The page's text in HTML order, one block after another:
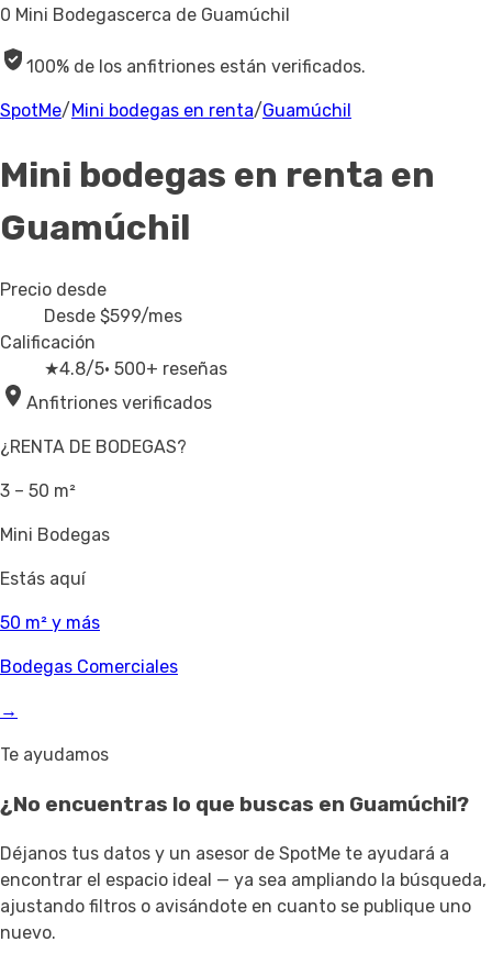
0 Mini Bodegascerca de Guamúchil
100% de los anfitriones están verificados.
SpotMe/ Mini bodegas en renta/Guamúchil
Mini bodegas en renta en
Guamúchil
Precio desde
Desde $599/mes
Calificación
★4.8/5· 500+ reseñas
Anfitriones verificados
¿RENTA DE BODEGAS?
3 – 50 m²
Mini Bodegas
Estás aquí
50 m² y más
Bodegas Comerciales
→
Te ayudamos
¿No encuentras lo que buscas en Guamúchil?
Déjanos tus datos y un asesor de SpotMe te ayudará a
encontrar el espacio ideal — ya sea ampliando la búsqueda,
ajustando filtros o avisándote en cuanto se publique uno
nuevo.